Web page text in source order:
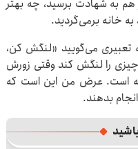
هم به شهادت برسید، چه بهتر
خانه برمی‌گردید.
تعبیری می‌گویید «لنگش کن،
را لنگش کند وقتی زورش
است. عرض من این است که
بدهند.